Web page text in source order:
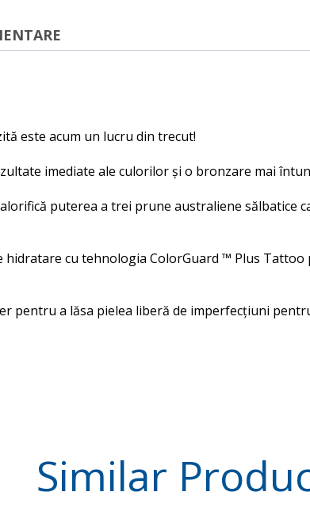
este acum un lucru din trecut!
imediate ale culorilor și o bronzare mai
puterea a trei prune australiene
hidratare cu tehnologia ColorGuard ™ Plus
pentru a lăsa pielea liberă de imperfecțiuni
Similar